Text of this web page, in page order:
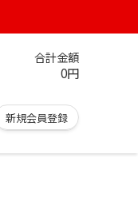
合計金額
0円
新規会員登録